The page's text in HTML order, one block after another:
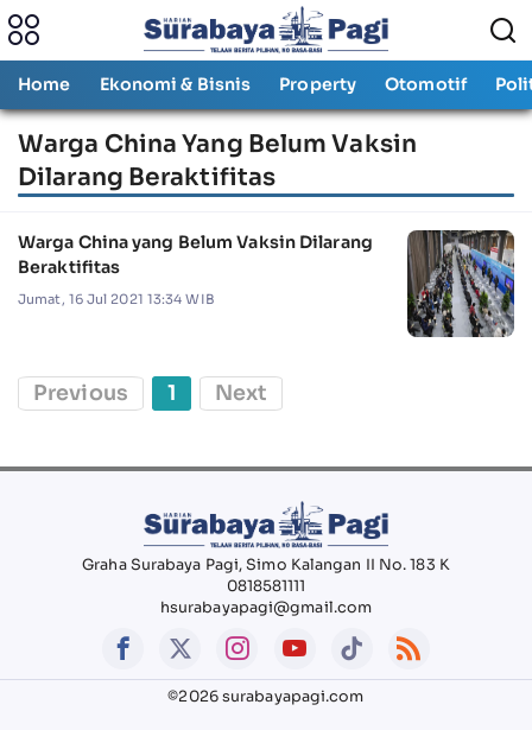
Home Ekonomi & Bisnis Property Otomotif
Warga China Yang Belum Vaksin
Dilarang Beraktifitas
Warga China yang Belum Vaksin Dilarang
Beraktifitas
Jumat, 16 Jul 2021 13:34 WIB
Previous 1 Next
Graha Surabaya Pagi, Simo Kalangan II No. 183 K
0818581111
hsurabayapagi@gmail.com
©2026 surabayapagi.com